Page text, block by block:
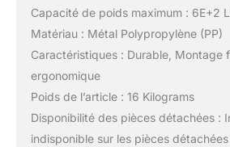
Capacité de poids maximum : 6E+2
Matériau : Métal Polypropylène (PP)
Caractéristiques : Durable, Montage
ergonomique
Poids de l’article : 16 Kilograms
Disponibilité des pièces détachées :
indisponible sur les pièces détachées